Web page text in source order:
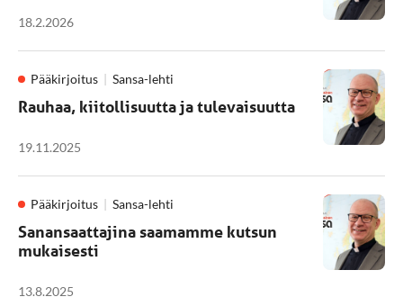
18.2.2026
Pääkirjoitus Sansa-lehti
Rauhaa, kiitollisuutta ja tulevaisuutta
19.11.2025
Pääkirjoitus Sansa-lehti
Sanansaattajina saamamme kutsun
mukaisesti
13.8.2025